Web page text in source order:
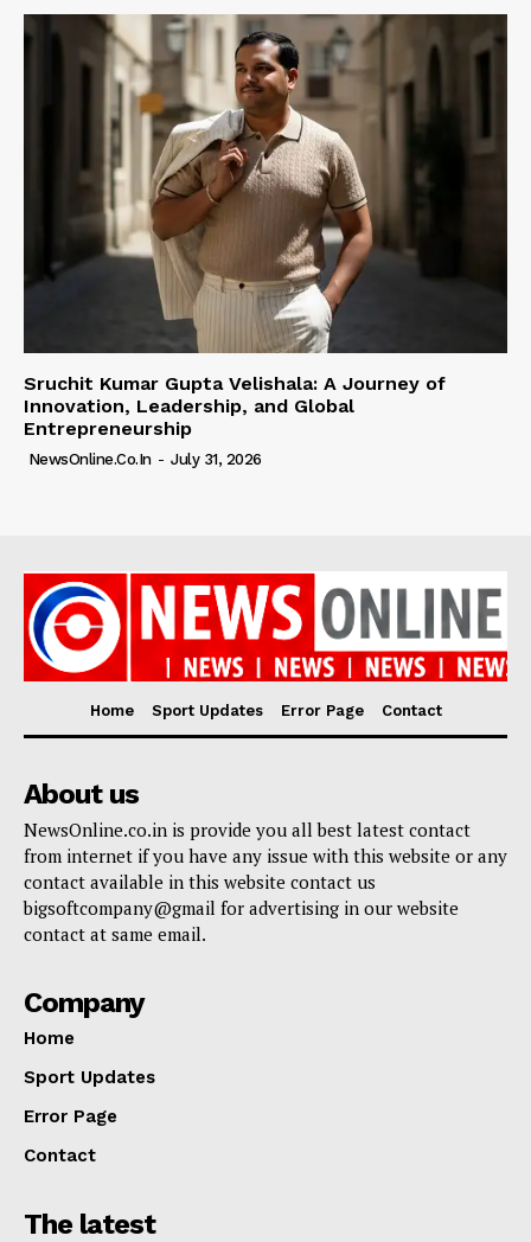
Sruchit Kumar Gupta Velishala: A Journey of
Innovation, Leadership, and Global
Entrepreneurship
NewsOnline.co.in - July 31, 2026
Home Sport Updates Error Page Contact
About us
NewsOnline.co.in is provide you all best latest contact
from internet if you have any issue with this website or any
contact available in this website contact us
bigsoftcompany@gmail for advertising in our website
contact at same email.
Company
Home
Sport Updates
Error Page
Contact
The latest